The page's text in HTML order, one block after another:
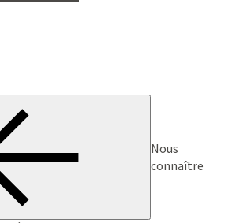
Nous
connaître